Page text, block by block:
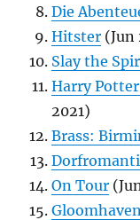
Die
Hitster (Jun
Slay the
Harry
2021)
Brass:
On Tour